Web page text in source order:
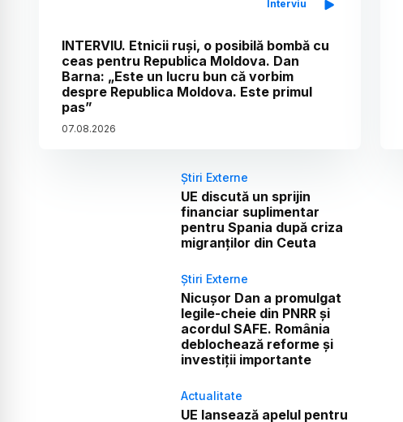
Interviu
INTERVIU. Etnicii ruși, o posibilă bombă cu
ceas pentru Republica Moldova. Dan
Barna: „Este un lucru bun că vorbim
despre Republica Moldova. Este primul
pas”
07.08.2026
Știri Externe
UE discută un sprijin
financiar suplimentar
pentru Spania după criza
migranților din Ceuta
Știri Externe
Nicușor Dan a promulgat
legile-cheie din PNRR și
acordul SAFE. România
deblochează reforme și
investiții importante
Actualitate
UE lansează apelul pentru